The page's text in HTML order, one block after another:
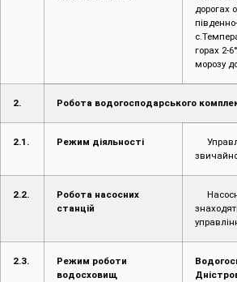
дорогах
горах 2-
морозу
2. Робота водогосподарського
2.1. Режим діяльності
2.2.
Робота насосних
станцій
2.3.
Режим роботи
водосховищ